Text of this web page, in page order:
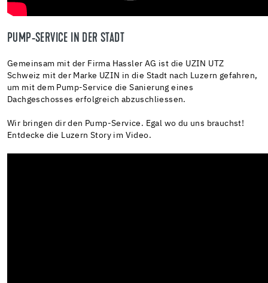
PUMP-SERVICE IN DER STADT
Gemeinsam mit der Firma Hassler AG ist die UZIN UTZ
Schweiz mit der Marke UZIN in die Stadt nach Luzern gefahren,
um mit dem Pump-Service die Sanierung eines
Dachgeschosses erfolgreich abzuschliessen.
Wir bringen dir den Pump-Service. Egal wo du uns brauchst!
Entdecke die Luzern Story im Video.